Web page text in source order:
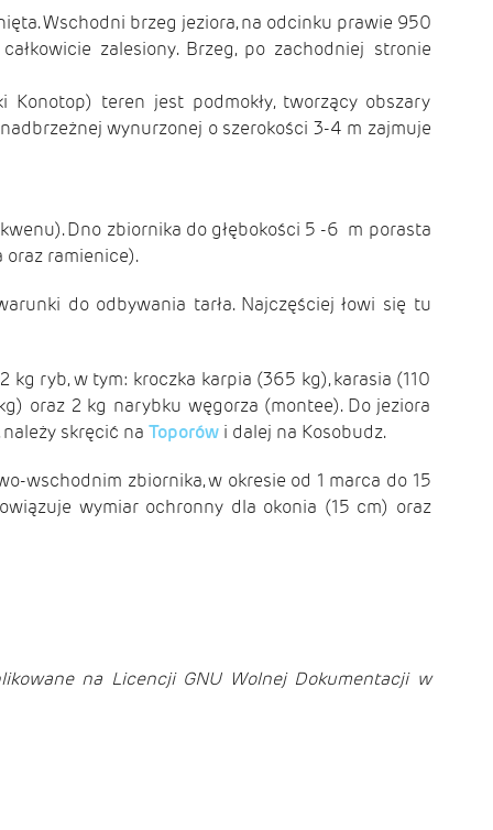
Wschodni brzeg jeziora, na odcinku prawie 950
zalesiony. Brzeg, po zachodniej stronie
teren jest podmokły, tworzący obszary
wynurzonej o szerokości 3-4 m zajmuje
Dno zbiornika do głębokości 5 -6 m porasta
ramienice).
do odbywania tarła. Najczęściej łowi się tu
ryb, w tym: kroczka karpia (365 kg), karasia (110
oraz 2 kg narybku węgorza (montee). Do jeziora
należy skręcić na Toporówi dalej na Kosobudz.
wschodnim zbiornika, w okresie od 1 marca do 15
wymiar ochronny dla okonia (15 cm) oraz
na Licencji GNU Wolnej Dokumentacji w